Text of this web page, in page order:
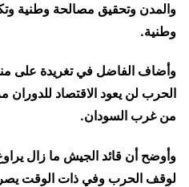
والمدن وتحقيق مصالحة وطنية
وطنية.
وأضاف الفاضل في تغريدة على
الحرب لن يعود الاقتصاد للدوران
من غرب السودان.
وأوضح أن قائد الجيش ما زال
لوقف الحرب وفي ذات الوقت